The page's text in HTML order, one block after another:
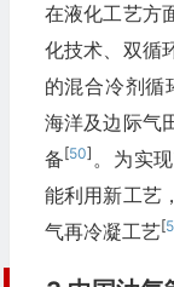
在液化工艺方
化技术、双循
的混合冷剂循
海洋及边际气
备[50] 。为实
能利用新工艺
气再冷凝工艺[